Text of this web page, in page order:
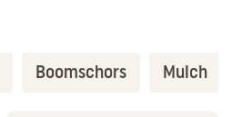
Boomschors Mulch